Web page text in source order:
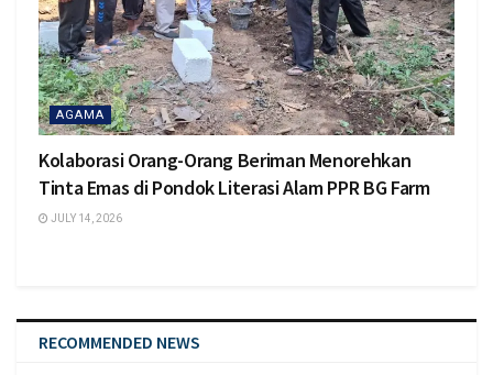
AGAMA
Kolaborasi Orang-Orang Beriman Menorehkan
Tinta Emas di Pondok Literasi Alam PPR BG Farm
JULY 14, 2026
RECOMMENDED NEWS